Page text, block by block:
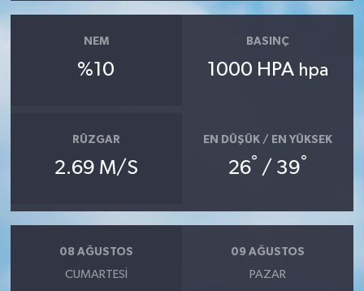
NEM
%10
BASINÇ
1000 HPA hpa
RÜZGAR
2.69 M/S
EN DÜŞÜK / EN YÜKSEK
26° / 39°
08 AĞUSTOS
CUMARTESI
09 AĞUSTOS
PAZAR